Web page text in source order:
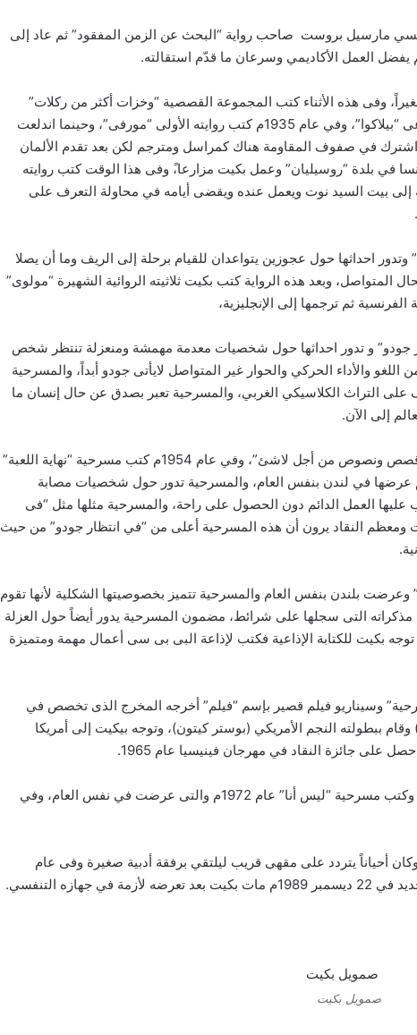
الفرنسي مارسيل بروست صاحب رواية “البحث عن الزمن المفقود” ثم عاد إلى
يفضل العمل الأكاديمي وسرعان ما قدّم استقالته.
صغيراً، وفى هذه الأثناء كتب المجموعة القصصية “وخزات أكثر من ركلات”
والتي دارت قصصها عن مغامرات طالب أيرلندي يدعى “بيلاكوا”، وفي عام 1935م كتب روايته الأولى “مورفى”، وحينما اندلعت
واشترك في صفوف المقاومة هناك كمراسل ومترجم لكن بعد تقدم الألمان
في بلدة “روسيليان” وعمل بكيت مزارعا،ً وفى هذا الوقت كتب روايته
إلى بيت السيد نوت ويعمل عنده ويقضى أيامه في محاولة التعرف على
وتدور احداثها حول عجوزين يتواعدان للقيام برحلة إلى الريف وما أن يصلا
المتواصل، وبعد هذه الرواية كتب بكيت ثلاثيته الروائية الشهيرة “مولوى”
ثم ترجمها إلى الإنجليزية،
انتظار جودو” و تدور احداثها حول شخصيات معدمة مهمشة ومنعزلة تنتظر شخص
والأداء الحركي والحوار غير المتواصل لايأتى جودو أبداً، والمسرحية
على التراث الكلاسيكي الغربي، والمسرحية تعبر بصدق عن حال إنسان ما
إلى الآن.
وفى عام 1951م كتب المجموعة القصصية الرائعة “قصص ونصوص من أجل لاشئ”، وفي عام 1954م كتب مسرحية “نهاية اللعبة”
في لندن بنفس العام، والمسرحية تدور حول شخصيات مصابة
العمل الدائم دون الحصول على راحة، والمسرحية مثلها مثل “فى
ومعظم النقاد يرون أن هذه المسرحية أعلى من “في انتظار جودو” من حيث
وعرضت بلندن بنفس العام والمسرحية تتميز بخصوصيتها الشكلية لأنها تقوم
التى سجلها على شرائط، مضمون المسرحية يدور أيضاً حول العزلة
بكيت للكتابة الإذاعية فكتب لإذاعة البى بى سى أعمال مهمة ومتميزة
“مسرحية” وسيناريو فيلم قصير بإسم “فيلم” أخرجه المخرج الذى تخصص في
ببطولته النجم الأمريكي (بوستر كيتون)، وتوجه بيكيت إلى أمريكا
جائزة النقاد في مهرجان فينيسيا عام 1965.
وفي عام 1969م حصل بكيت على جائزة نوبل للأدب وكتب مسرحية “ليس أنا” عام 1972م والتى عرضت في نفس العام، وفي
أحياناً يتردد على مقهى قريب ليلتقي برفقة أدبية صغيرة وفى عام
صمويل بكيت